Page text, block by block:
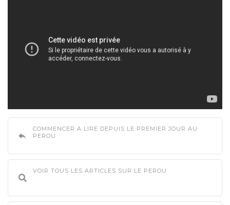
COMMENCER A LIRE DEPUIS LE PREMIER JOUR AU
PEROU
VOIR TOUS LES ARTICLES SUR LE PEROU